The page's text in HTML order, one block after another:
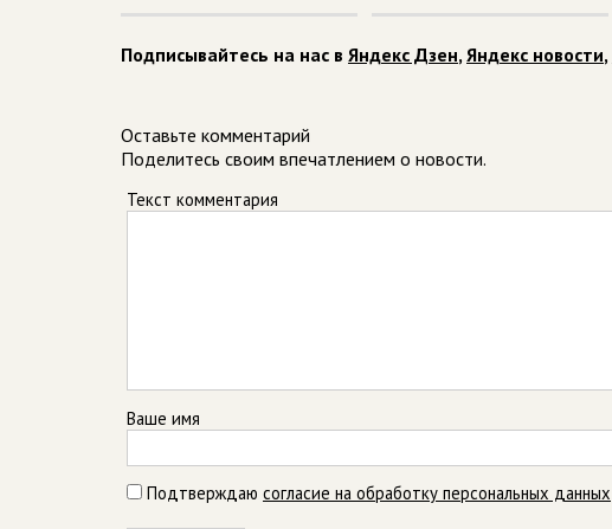
Подписывайтесь на нас в Яндекс Дзен,Яндекс новости,
Оставьте комментарий
Поделитесь своим впечатлением о новости.
Текст комментария
Ваше имя
Подтверждаю согласие на обработку персональных данных